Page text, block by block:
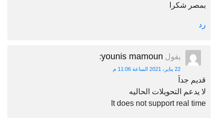
بمصر شكرا
رد
يقول younis mamoun
:
22 يناير، 2021 الساعة 11:06 م
قديم جداَ
لا يدعم التحويلات الحاليه
It does not support real time